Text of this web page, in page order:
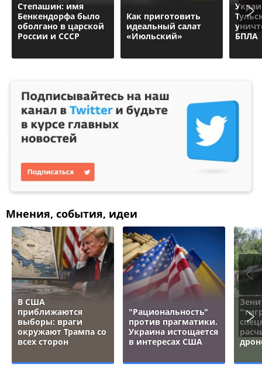
Степашин: имя
Бенкендорфа было
оболгано в царской
России и СССР
Как приготовить
идеальный салат
«Июльский»
БПЛА
Мнения, события, идеи
В США
приближаются
выборы: враги
окружают Трампа со
всех сторон
"Рациональность"
против прагматики.
Украина истощается
в интересах США